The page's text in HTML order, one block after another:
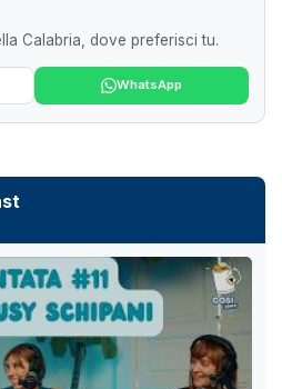
Calabria, dove preferisci tu.
WhatsApp